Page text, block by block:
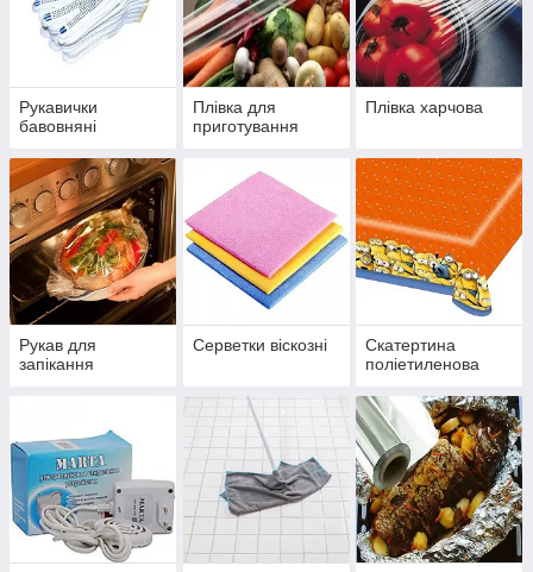
Рукавички
бавовняні
Плівка для
приготування
Плівка харчова
Рукав для
запікання
Серветки віскозні
Скатертина
поліетиленова